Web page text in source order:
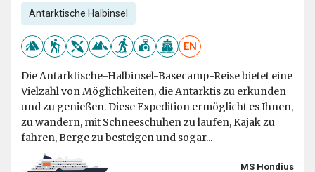
Antarktische Halbinsel
EN
Die Antarktische-Halbinsel-Basecamp-Reise bietet eine
Vielzahl von Möglichkeiten, die Antarktis zu erkunden
und zu genießen. Diese Expedition ermöglicht es Ihnen,
zu wandern, mit Schneeschuhen zu laufen, Kajak zu
fahren, Berge zu besteigen und sogar...
MS Hondius